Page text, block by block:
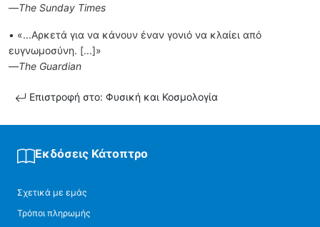
—The Sunday Times
• «...Αρκετά για να κάνουν έναν γονιό να κλαίει από
ευγνωµοσύνη. [...]»
—The Guardian
Επιστροφή στο: Φυσική και Κοσμολογία
Εκδόσεις Κάτοπτρο
Σχετικά με εμάς
Τρόποι πληρωμής